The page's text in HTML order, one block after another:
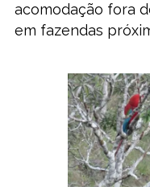
acomodação fora
em fazendas